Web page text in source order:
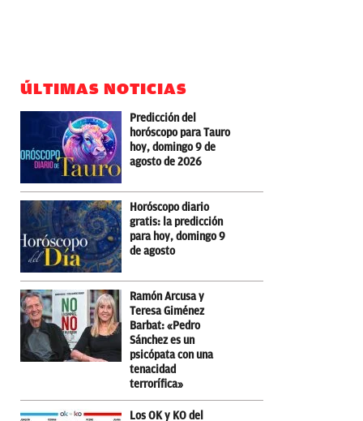
ÚLTIMAS NOTICIAS
Predicción del
horóscopo para Tauro
hoy, domingo 9 de
agosto de 2026
Horóscopo diario
gratis: la predicción
para hoy, domingo 9
de agosto
Ramón Arcusa y
Teresa Giménez
Barbat: «Pedro
Sánchez es un
psicópata con una
tenacidad
terrorífica»
Los OK y KO del